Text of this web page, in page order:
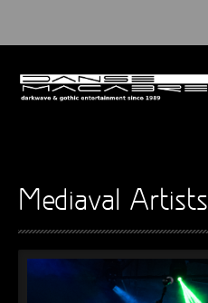
NEWS
INFO
Mediaval Artists